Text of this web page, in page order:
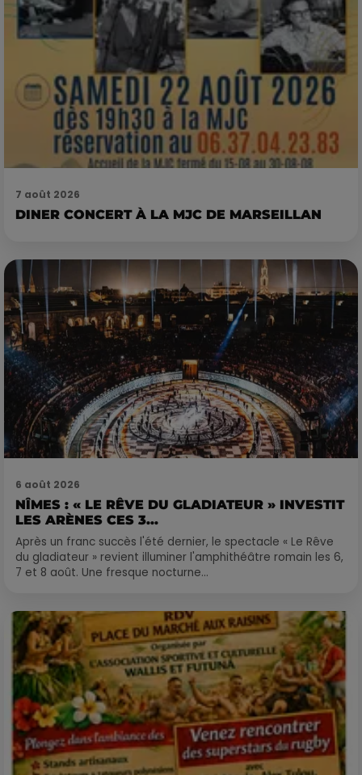
7 août 2026
DINER CONCERT À LA MJC DE MARSEILLAN
6 août 2026
NÎMES : « LE RÊVE DU GLADIATEUR » INVESTIT
LES ARÈNES CES 3...
Après un franc succès l'été dernier, le spectacle « Le Rêve
du gladiateur » revient illuminer l'amphithéâtre romain les 6,
7 et 8 août. Une fresque nocturne...